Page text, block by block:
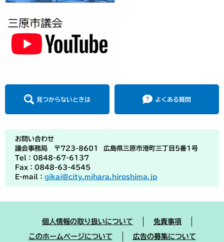
見つからないときは よくある質問
お問い合わせ
議会事務局 〒723-8601 広島県三原市港町三丁目5番1号
Tel：0848-67-6137
Fax：0848-63-4545
E-mail： gikai@city.mihara.hiroshima.jp
個人情報の取り扱いについて 免責事項
このホームページについて 広告の募集について